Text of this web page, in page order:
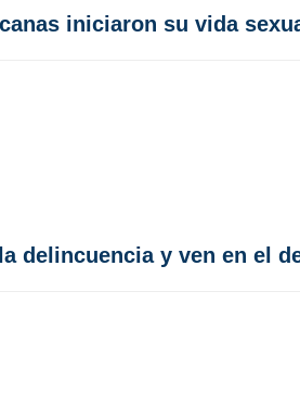
iniciaron su vida
delincuencia y ven en el